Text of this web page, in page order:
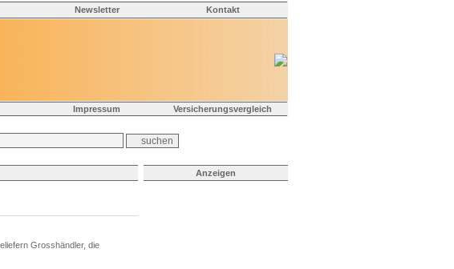
Newsletter Kontakt
Impressum Versicherungsvergleich
Grosshändler, die
Anzeigen